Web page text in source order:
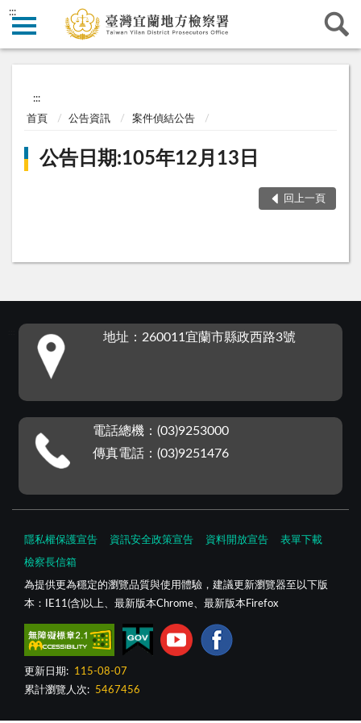
:::
:::
首頁 公告資訊 案件偵結公告
公告日期:105年12月13日
回上一頁
地址：260011宜蘭市縣政西路3號
電話總機：(03)9253000
傳真電話：(03)9251476
隱私權保護宣告 資訊安全政策宣告 資料開放宣告 表單下載
檢察長信箱
為提供更為穩定的瀏覽品質與使用體驗，建議更新瀏覽器至以下版
本：IE11(含)以上、最新版本Chrome、最新版本Firefox
更新日期:
115-08-07
累計瀏覽人次:
5467456